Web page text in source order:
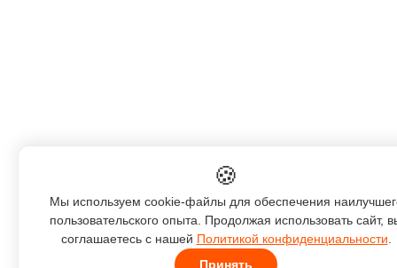
🍪
Мы используем cookie-файлы для обеспечения
пользовательского опыта. Продолжая использовать сайт,
соглашаетесь с нашей Политикой конфиденциальности
Принять